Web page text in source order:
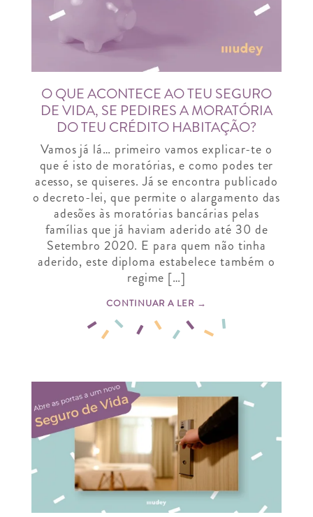
O QUE ACONTECE AO TEU SEGURO
DE VIDA, SE PEDIRES A MORATÓRIA
DO TEU CRÉDITO HABITAÇÃO?
Vamos já lá… primeiro vamos explicar-te o
que é isto de moratórias, e como podes ter
acesso, se quiseres. Já se encontra publicado
o decreto-lei, que permite o alargamento das
adesões às moratórias bancárias pelas
famílias que já haviam aderido até 30 de
Setembro 2020. E para quem não tinha
aderido, este diploma estabelece também o
regime […]
CONTINUAR A LER →